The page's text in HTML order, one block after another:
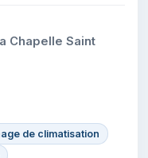
Chapelle Saint
de climatisation